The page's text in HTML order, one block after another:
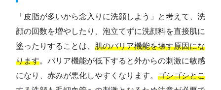
「皮脂が多いから念入りに洗顔しよう」と考えて、洗
顔の回数を増やしたり、泡立てずに洗顔料を直接肌に
塗ったりすることは、 肌のバリア機能を壊す原因にな
ります。バリア機能が低下すると外からの刺激に敏感
になり、赤みが悪化しやすくなります。 ゴシゴシとこ